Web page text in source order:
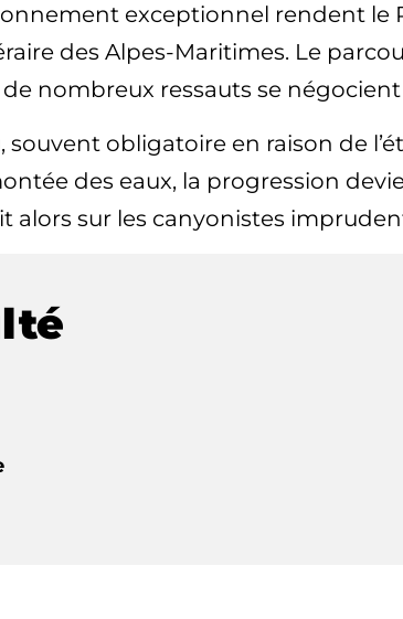
exceptionnel rendent le
des Alpes-Maritimes. Le
nombreux ressauts se
souvent obligatoire en raison de
des eaux, la progression
alors sur les canyonistes